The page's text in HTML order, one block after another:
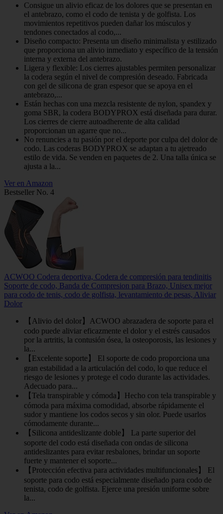
Consigue un alivio eficaz de los dolores que se presentan en
el antebrazo, como el codo de tenista y de golfista. Los
movimientos repetitivos pueden dañar los músculos y
tendones conectados al codo,...
Diseño compacto: Presenta un diseño minimalista y estilizado
que proporciona un alivio inmediato y específico de la tensión
interna y externa del antebrazo.
Ligera y flexible: Los cierres ajustables permiten personalizar
la codera según el nivel de compresión deseado. Fabricada
con gel de silicona de gran espesor que se apoya en el
antebrazo,...
Están hechas con una mezcla resistente de nylon, spandex y
goma SBR, la codera BODYPROX está diseñada para durar.
Los cierres de cierre autoadherente de alta calidad
proporcionan un agarre que no...
No renuncies a tu pasión por el deporte por culpa del dolor de
codo. Las coderas BODYPROX se adaptan a tu ajetreado
estilo de vida. Se venden en paquetes de 2. Una talla única se
ajusta a la...
Ver en Amazon
Bestseller No. 4
ACWOO Codera deportiva, Codera de compresión para tendinitis
Soporte de codo, Banda de Compresion para Brazo, Unisex mejor
para codo de tenis, codo de golfista, levantamiento de pesas, Aliviar
Dolor
【Alivio del dolor】ACWOO abrazadera de soporte para el
codo puede aliviar eficazmente el dolor y el estrés causados ​​
por la artritis, la contusión ósea, la osteoporosis, las lesiones y
la...
【Excelente soporte】 El soporte de codo proporciona una
gran estabilidad a la articulación del codo, lo que reduce el
riesgo de lesiones y protege el codo durante las actividades.
Adecuado para...
【Tela transpirable y cómoda】Hecho con tela transpirable y
cómoda para máxima comodidad, absorbe rápidamente el
sudor y mantiene los codos secos y sin olor. Puede usarlos
cómodamente durante...
【Silicona antideslizante doble】 La parte superior del
soporte del codo está diseñada con ondas de silicona
antideslizantes para evitar resbalones, brindar un soporte
fuerte y mantener el soporte...
【Protección efectiva para actividades multifuncionales】 El
soporte para codo está especialmente diseñado para codo de
tenista, codo de golfista. Ejerce una presión uniforme sobre
la...